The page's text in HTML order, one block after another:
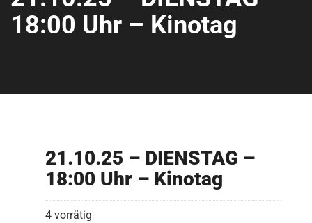
18:00 Uhr – Kinotag
21.10.25 – DIENSTAG –
18:00 Uhr – Kinotag
4 vorrätig